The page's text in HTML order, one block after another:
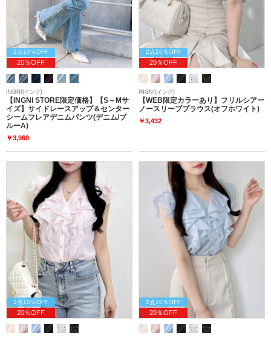
2点10％OFF
20％OFF
INGNI(イング)
【INGNI STORE限定価格】【S～Mサ
イズ】サイドレースアップ＆センター
シームフレアデニムパンツ(デニム/ブ
ルーA)
￥3,960
2点10％OFF
20％OFF
INGNI(イング)
【WEB限定カラーあり】フリルシアー
ノースリーブブラウス(オフホワイト)
￥3,432
2点10％OFF
20％OFF
2点10％OFF
20％OFF